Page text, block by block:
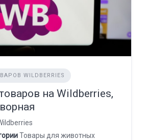
WILDBERRIES
на Wildberries,
Товары для животных